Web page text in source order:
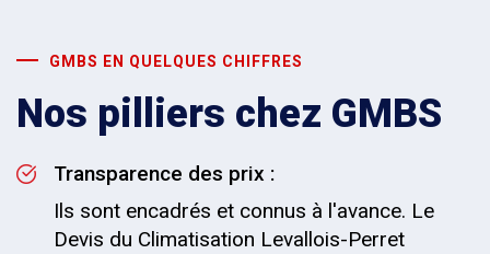
GMBS EN QUELQUES CHIFFRES
Nos pilliers chez GMBS
Transparence des prix :
Ils sont encadrés et connus à l'avance. Le
Devis du Climatisation Levallois-Perret